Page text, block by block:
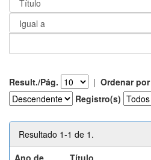
Result./Pág. | Ordenar por
Registro(s)
Resultado 1-1 de 1.
Ano de
Título